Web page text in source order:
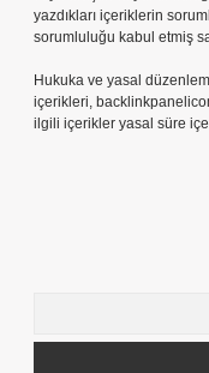
yazdıkları içeriklerin
sorumluluğu kabul etmiş
Hukuka ve yasal
içerikleri,
ilgili içerikler yasal süre